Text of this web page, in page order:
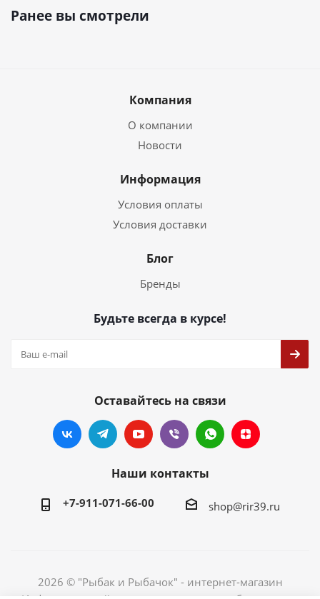
Ранее вы смотрели
Компания
О компании
Новости
Информация
Условия оплаты
Условия доставки
Блог
Бренды
Будьте всегда в курсе!
Оставайтесь на связи
Наши контакты
+7-911-071-66-00 shop@rir39.ru
2026 © "Рыбак и Рыбачок" - интернет-магазин